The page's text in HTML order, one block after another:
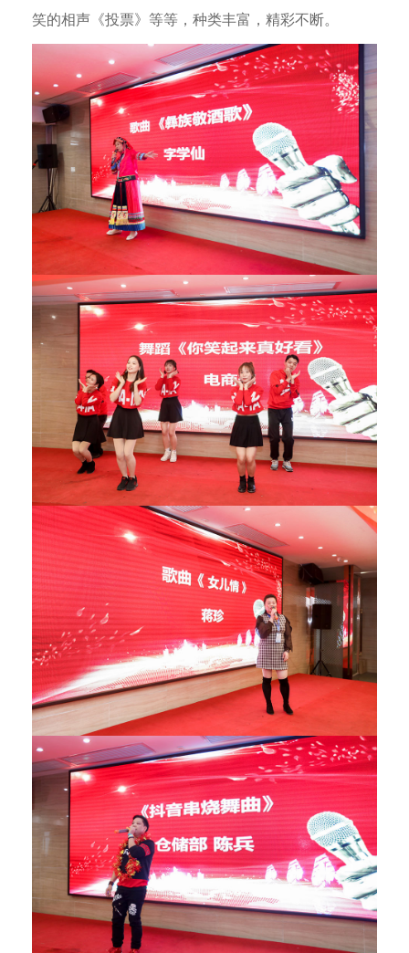
笑的相声《投票》等等，种类丰富，精彩不断。